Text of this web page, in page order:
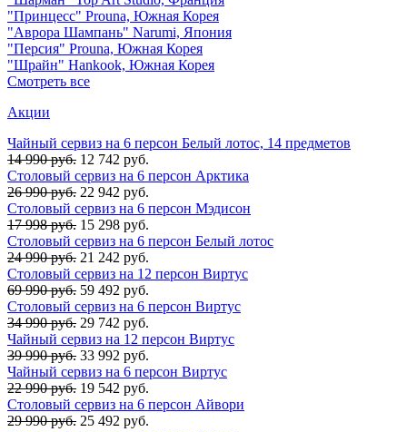
"Принцесс" Prouna, Южная Корея
"Аврора Шампань" Narumi, Япония
"Персия" Prouna, Южная Корея
"Шрайн" Hankook, Южная Корея
Смотреть все
Акции
Чайный сервиз на 6 персон Белый лотос, 14 предметов
14 990 руб. 12 742 руб.
Столовый сервиз на 6 персон Арктика
26 990 руб. 22 942 руб.
Столовый сервиз на 6 персон Мэдисон
17 998 руб. 15 298 руб.
Столовый сервиз на 6 персон Белый лотос
24 990 руб. 21 242 руб.
Столовый сервиз на 12 персон Виртус
69 990 руб. 59 492 руб.
Столовый сервиз на 6 персон Виртус
34 990 руб. 29 742 руб.
Чайный сервиз на 12 персон Виртус
39 990 руб. 33 992 руб.
Чайный сервиз на 6 персон Виртус
22 990 руб. 19 542 руб.
Столовый сервиз на 6 персон Айвори
29 990 руб. 25 492 руб.